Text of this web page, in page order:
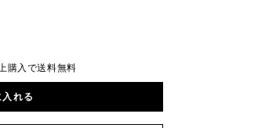
購入で送料無料
入れる